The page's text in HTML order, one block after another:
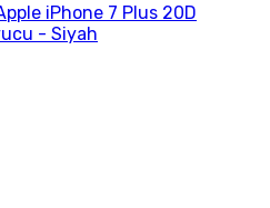
iPhone 7 Plus 20D
- Siyah